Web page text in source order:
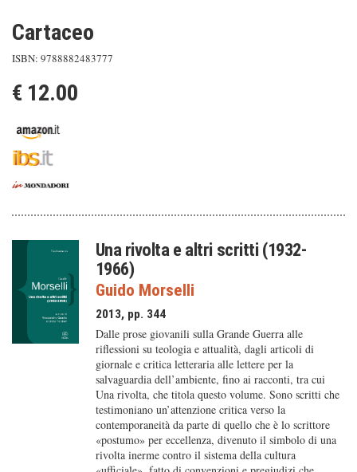
Cartaceo
ISBN: 9788882483777
€ 12.00
Una rivolta e altri scritti (1932-
1966)
Guido Morselli
2013, pp. 344
Dalle prose giovanili sulla Grande Guerra alle
riflessioni su teologia e attualità, dagli articoli di
giornale e critica letteraria alle lettere per la
salvaguardia dell’ambiente, fino ai racconti, tra cui
Una rivolta, che titola questo volume. Sono scritti che
testimoniano un’attenzione critica verso la
contemporaneità da parte di quello che è lo scrittore
«postumo» per eccellenza, divenuto il simbolo di una
rivolta inerme contro il sistema della cultura